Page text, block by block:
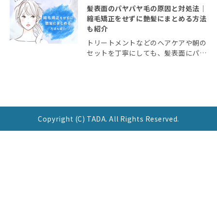
髪表面のパヤパヤ毛の原因と対処法｜
縮毛矯正をせずに艶髪にまとめる方法
も紹介
トリートメントなどのヘアケアや朝の
セットを丁寧にしても、髪表面にパヤ
Copyright (C) TADA. All Rights Reserved.